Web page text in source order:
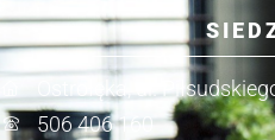
Ostrołęka, ul.
506 406 160